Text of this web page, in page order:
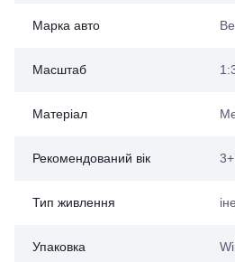
Марка авто
Масштаб
Матеріал
Рекомендований вік 3+
Тип живлення
Упаковка